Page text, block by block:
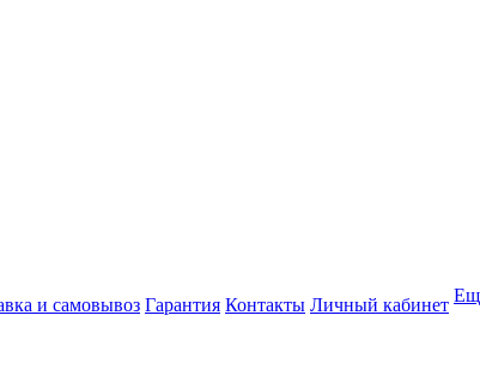
и самовывоз Гарантия Контакты Личный кабинет